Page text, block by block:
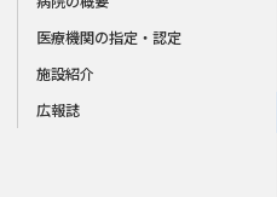
医療機関の指定・認定
施設紹介
広報誌